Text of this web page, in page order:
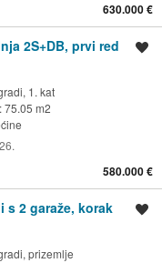
630.000 €
2S+DB, prvi red
1. kat
75.05 m2
580.000 €
s 2 garaže, korak
prizemlje